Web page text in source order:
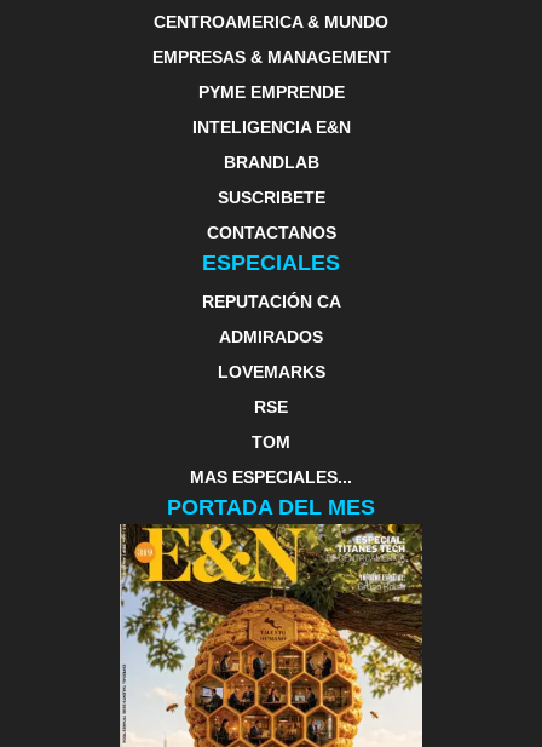
CENTROAMERICA & MUNDO
EMPRESAS & MANAGEMENT
PYME EMPRENDE
INTELIGENCIA E&N
BRANDLAB
SUSCRIBETE
CONTACTANOS
ESPECIALES
REPUTACIÓN CA
ADMIRADOS
LOVEMARKS
RSE
TOM
MAS ESPECIALES...
PORTADA DEL MES